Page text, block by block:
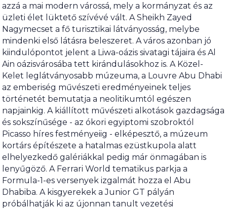
azzá a mai modern várossá, mely a kormányzat és az
üzleti élet lüktető szívévé vált. A Sheikh Zayed
Nagymecset a fő turisztikai látványosság, melybe
mindenki első látásra beleszeret. A város azonban jó
kiindulópontot jelent a Liwa-oázis sivatagi tájaira és Al
Ain oázisvárosába tett kirándulásokhoz is. A Közel-
Kelet leglátványosabb múzeuma, a Louvre Abu Dhabi
az emberiség művészeti eredményeinek teljes
történetét bemutatja a neolitikumtól egészen
napjainkig. A kiállított művészeti alkotások gazdagsága
és sokszínűsége - az ókori egyiptomi szobroktól
Picasso híres festményeiig - elképesztő, a múzeum
kortárs építészete a hatalmas ezüstkupola alatt
elhelyezkedő galériákkal pedig már önmagában is
lenyűgöző. A Ferrari World tematikus parkja a
Formula-1-es versenyek izgalmát hozza el Abu
Dhabiba. A kisgyerekek a Junior GT pályán
próbálhatják ki az újonnan tanult vezetési